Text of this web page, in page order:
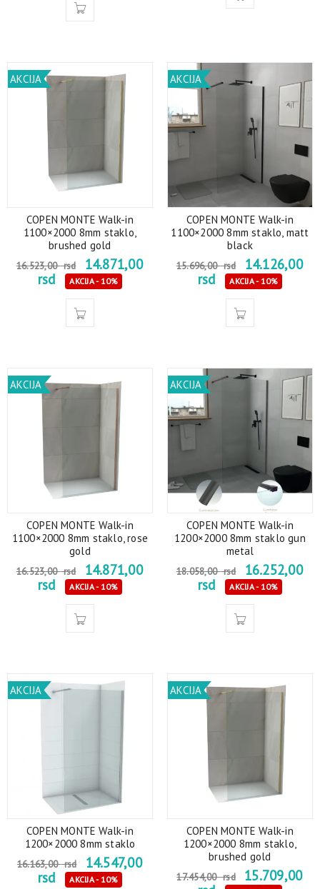
AKCIJA
COPEN MONTE Walk-in
1100×2000 8mm staklo,
brushed gold
16.523,00rsd
14.871,00
rsd
AKCIJA - 10%
AKCIJA
COPEN MONTE Walk-in
1100×2000 8mm staklo, matt
black
15.696,00rsd
14.126,00
rsd
AKCIJA - 10%
AKCIJA
COPEN MONTE Walk-in
1100×2000 8mm staklo, rose
gold
16.523,00rsd
14.871,00
rsd
AKCIJA - 10%
AKCIJA
COPEN MONTE Walk-in
1200×2000 8mm staklo gun
metal
18.058,00rsd
16.252,00
rsd
AKCIJA - 10%
AKCIJA
COPEN MONTE Walk-in
1200×2000 8mm staklo
16.163,00rsd
14.547,00
rsd
AKCIJA - 10%
AKCIJA
COPEN MONTE Walk-in
1200×2000 8mm staklo,
brushed gold
17.454,00rsd
15.709,00